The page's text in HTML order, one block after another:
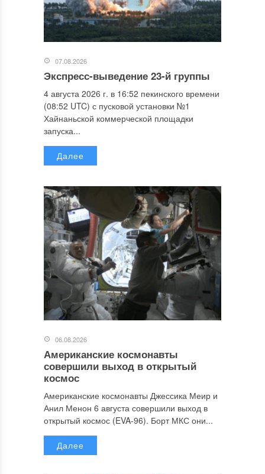
07.08.2026
Экспресс-выведение 23-й группы
4 августа 2026 г. в 16:52 пекинского времени
(08:52 UTC) с пусковой установки №1
Хайнаньской коммерческой площадки
запуска...
Далее
06.08.2026
Американские космонавты
совершили выход в открытый
космос
Американские космонавты Джессика Меир и
Анил Менон 6 августа совершили выход в
открытый космос (EVA-96). Борт МКС они...
Далее